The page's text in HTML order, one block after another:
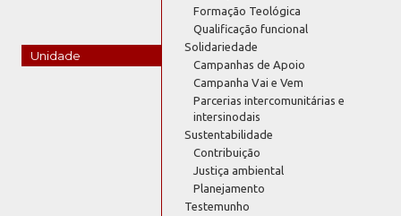
Unidade
Formação Teológica
Qualificação funcional
Solidariedade
Campanhas de Apoio
Campanha Vai e Vem
Parcerias intercomunitárias e
intersinodais
Sustentabilidade
Contribuição
Justiça ambiental
Planejamento
Testemunho